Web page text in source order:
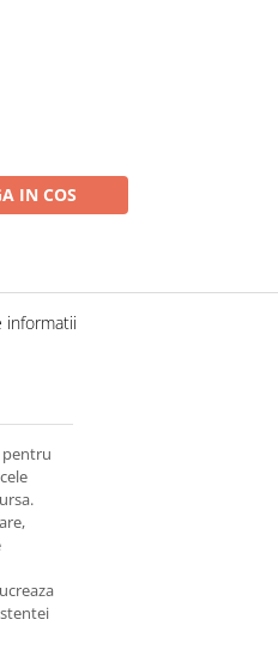
IN COS
informatii
pentru